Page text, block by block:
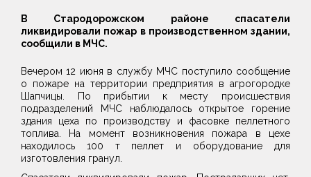
В Стародорожском районе спасатели
ликвидировали пожар в производственном здании,
сообщили в МЧС.
Вечером 12 июня в службу МЧС поступило сообщение
о пожаре на территории предприятия в агрогородке
Шапчицы. По прибытии к месту происшествия
подразделений МЧС наблюдалось открытое горение
здания цеха по производству и фасовке пеллетного
топлива. На момент возникновения пожара в цехе
находилось 100 т пеллет и оборудование для
изготовления гранул.